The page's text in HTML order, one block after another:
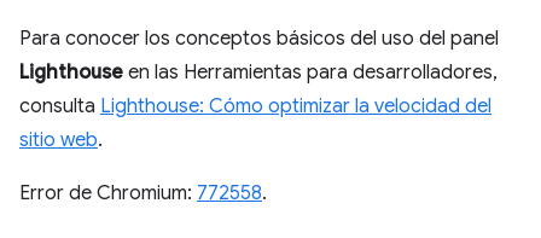
Para conocer los conceptos básicos del uso del panel
Lighthouse en las Herramientas para desarrolladores,
consulta Lighthouse: Cómo optimizar la velocidad del
sitio web.
Error de Chromium: 772558.